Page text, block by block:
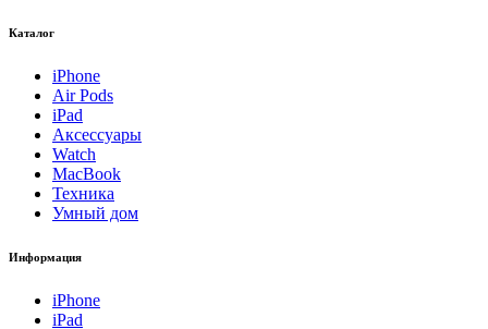
Каталог
iPhone
Air Pods
iPad
Аксессуары
Watch
MacBook
Техника
Умный дом
Информация
iPhone
iPad